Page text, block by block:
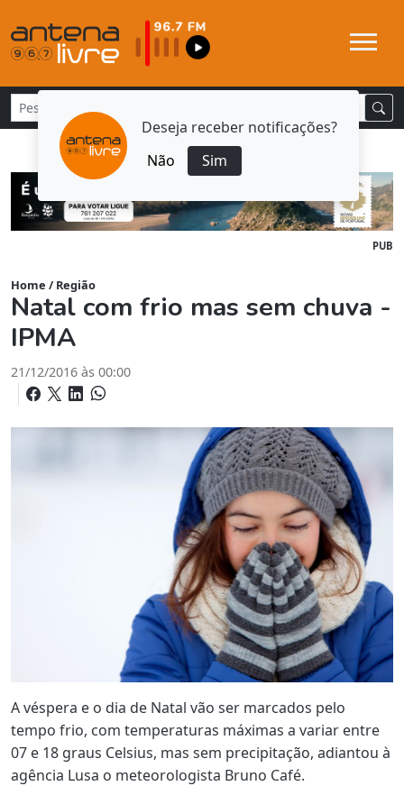
Deseja receber notificações?
Não
Sim
PUB
Home / Região
Natal com frio mas sem chuva -
IPMA
21/12/2016 às 00:00
A véspera e o dia de Natal vão ser marcados pelo
tempo frio, com temperaturas máximas a variar entre
07 e 18 graus Celsius, mas sem precipitação, adiantou à
agência Lusa o meteorologista Bruno Café.